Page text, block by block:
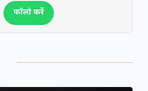
फॉलो करें